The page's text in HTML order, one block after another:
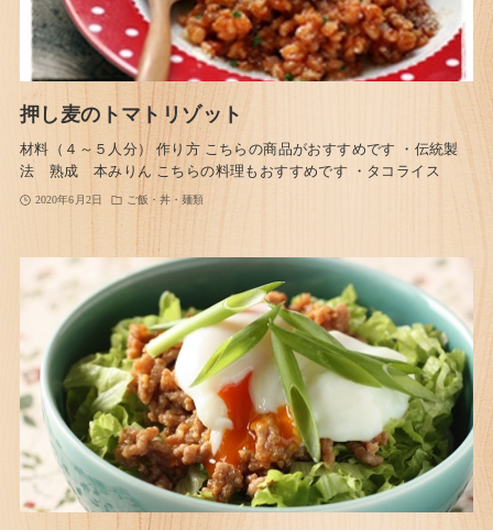
押し麦のトマトリゾット
材料（４～５人分） 作り方 こちらの商品がおすすめです ・伝統製
法 熟成 本みりん こちらの料理もおすすめです ・タコライス
2020年6月2日 ご飯・丼・麺類